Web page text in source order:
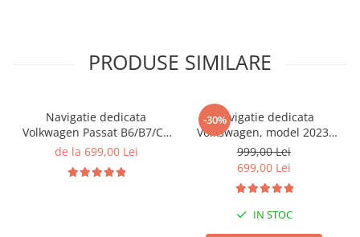
PRODUSE SIMILARE
Navigatie dedicata
Volkwagen Passat B6/B7/CC
Gri, 4GB RAM 64GB ROM,
Display QLED 10", DSP,
de la 699,00 Lei
-30%Navigatie dedicata
Volkswagen, model 2023,
4GB RAM 64GB ROM,
Quadcore, Android 14,
Display QLED 7", DSP,
Carplay&Android Auto,
Suport camere AHD
999,00 Lei
699,00 Lei
IN STOC